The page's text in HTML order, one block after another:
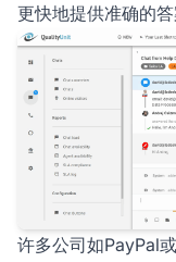
更快地提供准确的答
许多公司如PayPal